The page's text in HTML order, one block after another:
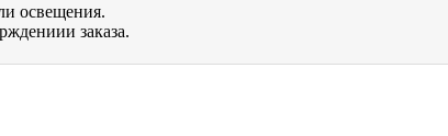
освещения.
заказа.